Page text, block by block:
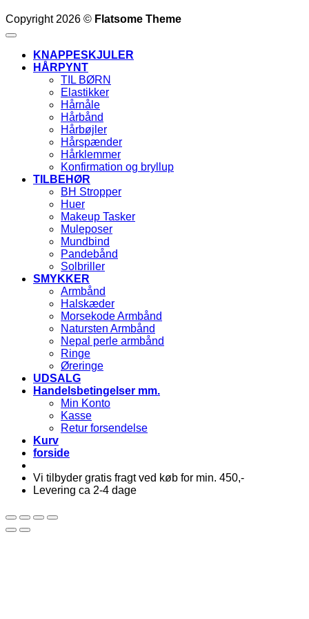
Copyright 2026 © Flatsome Theme
KNAPPESKJULER
HÅRPYNT
TIL BØRN
Elastikker
Hårnåle
Hårbånd
Hårbøjler
Hårspænder
Hårklemmer
Konfirmation og bryllup
TILBEHØR
BH Stropper
Huer
Makeup Tasker
Muleposer
Mundbind
Pandebånd
Solbriller
SMYKKER
Armbånd
Halskæder
Morsekode Armbånd
Natursten Armbånd
Nepal perle armbånd
Ringe
Øreringe
UDSALG
Handelsbetingelser mm.
Min Konto
Kasse
Retur forsendelse
Kurv
forside
Vi tilbyder gratis fragt ved køb for min. 450,-
Levering ca 2-4 dage